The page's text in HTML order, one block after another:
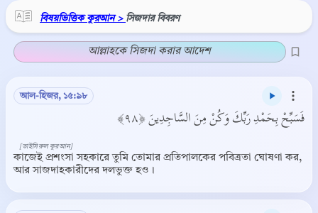
বিষয়ভিত্তিক কুরআন > সিজদার বিবরণ
আল্লাহকে সিজদা করার আদেশ
আল-হিজর, ১৫:৯৮
فَسَبِّحْ بِحَمْدِ رَبِّكَ وَكُنْ مِنَ السَّاجِدِينَ ﴿٩٨﴾
কাজেই প্রশংসা সহকারে তুমি তোমার প্রতিপালকের পবিত্রতা ঘোষণা কর,
আর সাজদাহকারীদের দলভুক্ত হও।
[তাইসিরুল কুরআন]